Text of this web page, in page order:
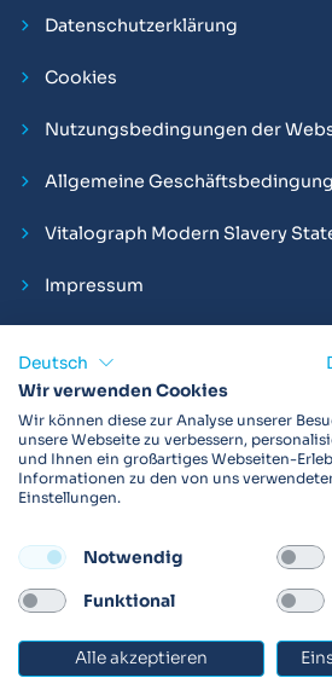
Datenschutzerklärung
Cookies
Nutzungsbedingungen der
Allgemeine
Vitalograph Modern Slavery
Impressum
Vitalograph ist ein internationaler
EKGs und Bakterien-Viren-Filtern zur
Lungenfunktionsdiagnostik. Darüber
als Technologie- und Service-Provider
FOLLOW
© 2026 Vitalograph
Deutsch
Wir verwenden Cookies
Wir können diese zur Analyse unserer
unsere Webseite zu verbessern,
und Ihnen ein großartiges Webseiten-
Informationen zu den von uns
Einstellungen.
Notwendig
Funktional
Alle akzeptieren